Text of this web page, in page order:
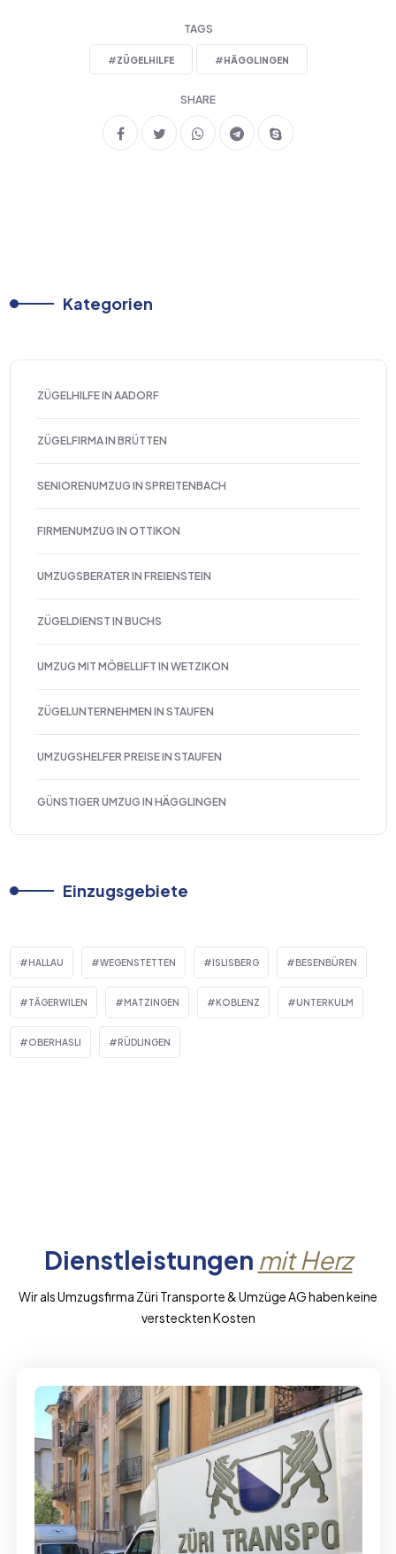
TAGS
#ZÜGELHILFE #HÄGGLINGEN
SHARE
Kategorien
ZÜGELHILFE IN AADORF
ZÜGELFIRMA IN BRÜTTEN
SENIORENUMZUG IN SPREITENBACH
FIRMENUMZUG IN OTTIKON
UMZUGSBERATER IN FREIENSTEIN
ZÜGELDIENST IN BUCHS
UMZUG MIT MÖBELLIFT IN WETZIKON
ZÜGELUNTERNEHMEN IN STAUFEN
UMZUGSHELFER PREISE IN STAUFEN
GÜNSTIGER UMZUG IN HÄGGLINGEN
Einzugsgebiete
HALLAU WEGENSTETTEN ISLISBERG BESENBÜREN
TÄGERWILEN MATZINGEN KOBLENZ UNTERKULM
OBERHASLI RÜDLINGEN
Dienstleistungen mit Herz
Wir als Umzugsfirma Züri Transporte & Umzüge AG haben keine
versteckten Kosten